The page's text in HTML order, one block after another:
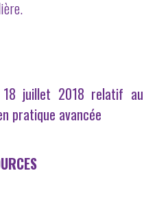
juillet 2018 relatif au
pratique avancée